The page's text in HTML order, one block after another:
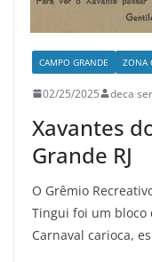
CAMPO GRANDE ZONA
02/25/2025 deca
Xavantes
Grande RJ
O Grêmio
Tingui foi um bloco
Carnaval carioca,